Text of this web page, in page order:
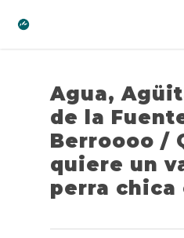
Agua,
de la
Berroooo /
quiere un
perra chica